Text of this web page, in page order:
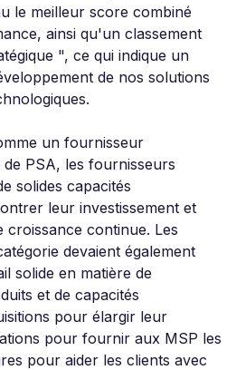
le meilleur score combiné
ainsi qu'un classement
", ce qui indique un
de nos solutions
un fournisseur
PSA, les fournisseurs
solides capacités
leur investissement et
continue. Les
devaient également
solide en matière de
et de capacités
pour élargir leur
pour fournir aux MSP les
pour aider les clients avec